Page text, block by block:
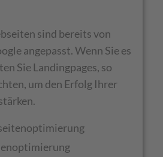
sind bereits von
angepasst. Wenn Sie es
Sie Landingpages, so
um den Erfolg Ihrer